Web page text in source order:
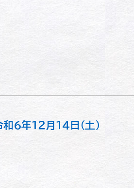
６年１２月１４日（土）